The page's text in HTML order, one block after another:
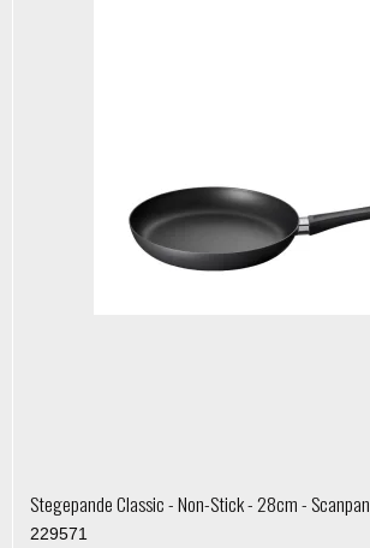
Stegepande Classic - Non-Stick - 28cm - Scanpan
229571